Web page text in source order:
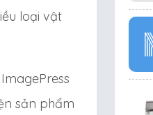
loại vật
sản phẩm